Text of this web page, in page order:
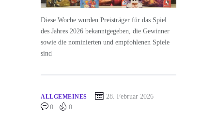
Diese Woche wurden Preisträger für das Spiel
des Jahres 2026 bekanntgegeben, die Gewinner
sowie die nominierten und empfohlenen Spiele
sind
ALLGEMEINES
28. Februar 2026
0
0